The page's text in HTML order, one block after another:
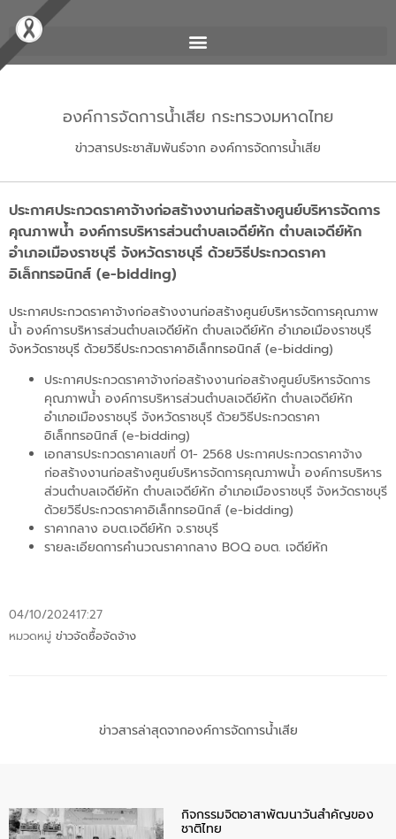
องค์การจัดการน้ำเสีย กระทรวงมหาดไทย
ข่าวสารประชาสัมพันธ์จาก องค์การจัดการน้ำเสีย
ประกาศประกวดราคาจ้างก่อสร้างงานก่อสร้างศูนย์บริหารจัดการ
คุณภาพน้ำ องค์การบริหารส่วนตำบลเจดีย์หัก ตำบลเจดีย์หัก
อำเภอเมืองราชบุรี จังหวัดราชบุรี ด้วยวิธีประกวดราคา
อิเล็กทรอนิกส์ (e-bidding)
ประกาศประกวดราคาจ้างก่อสร้างงานก่อสร้างศูนย์บริหารจัดการคุณภาพ
น้ำ องค์การบริหารส่วนตำบลเจดีย์หัก ตำบลเจดีย์หัก อำเภอเมืองราชบุรี
จังหวัดราชบุรี ด้วยวิธีประกวดราคาอิเล็กทรอนิกส์ (e-bidding)
ประกาศประกวดราคาจ้างก่อสร้างงานก่อสร้างศูนย์บริหารจัดการ
คุณภาพน้ำ องค์การบริหารส่วนตำบลเจดีย์หัก ตำบลเจดีย์หัก
อำเภอเมืองราชบุรี จังหวัดราชบุรี ด้วยวิธีประกวดราคา
อิเล็กทรอนิกส์ (e-bidding)
เอกสารประกวดราคาเลขที่ 01- 2568 ประกาศประกวดราคาจ้าง
ก่อสร้างงานก่อสร้างศูนย์บริหารจัดการคุณภาพน้ำ องค์การบริหาร
ส่วนตำบลเจดีย์หัก ตำบลเจดีย์หัก อำเภอเมืองราชบุรี จังหวัดราชบุรี
ด้วยวิธีประกวดราคาอิเล็กทรอนิกส์ (e-bidding)
ราคากลาง อบต.เจดีย์หัก จ.ราชบุรี
รายละเอียดการคำนวณราคากลาง BOQ อบต. เจดีย์หัก
04/10/202417:27
หมวดหมู่ ข่าวจัดซื้อจัดจ้าง
ข่าวสารล่าสุดจากองค์การจัดการน้ำเสีย
กิจกรรมจิตอาสาพัฒนาวันสําคัญของ
ชาติไทย